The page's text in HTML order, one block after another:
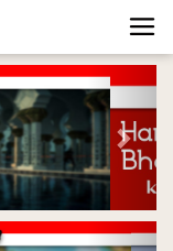
Next
Next